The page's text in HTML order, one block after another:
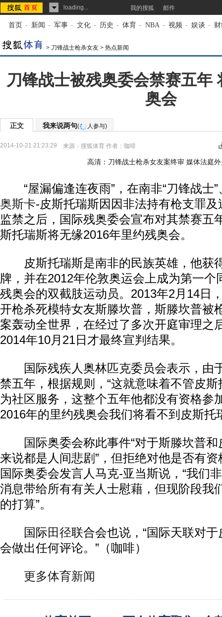
loading... 我的搜狐 邮件
首页 - 新闻 - 军事 - 文化 - 历史 - 体育 - NBA - 视频 - 娱谈 -
> 刀锋战士枪杀女友 > 热点新闻
刀锋战士被残奥委会禁赛五年
奥会
正文 我来说两句( 人参与)
2014-10-21 21:23:29 来源： 搜狐体育 作者：咖啡
高清：刀锋战士枪杀女友案终审 媒体法庭
“屋漏偏逢连夜雨”，在南非“刀锋战士”
奥斯卡-皮斯托瑞斯因因非法持有枪支罪
监禁之后，国际残奥委会宣布对其禁赛五
斯托瑞斯将无缘2016年里约残奥会。
皮斯托瑞斯是南非的民族英雄，他获
牌，并在2012年伦敦奥运会上成为第一个
残奥会的双截肢运动员。2013年2月14日
开枪杀死模特女友斯滕坎普，斯滕坎普被
案轰动全世界，在经过了多次开庭审理之
2014年10月21日才最终宣判结果。
国际残疾人奥林匹克委员会表示，由
禁五年，根据规则，“这就意味着不管皮
为社区服务，这整个五年他都没有资格参
2016年的里约残奥会我们将看不到皮斯托
国际奥委会称此事件“对于斯滕坎普和
来说都是人间悲剧”，但拒绝对他是否有
国际奥委会发言人马克-亚当斯说，“我们
消息带给所有有关人士慰藉，但现阶段我
的打算”。
国际田径联合会也说，“国际天联对
会做出任何评论。”（咖啡）
更多体育新闻